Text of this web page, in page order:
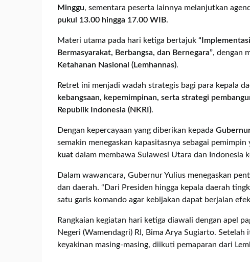
Minggu, sementara peserta lainnya melanjutkan
pukul 13.00 hingga 17.00 WIB.
Materi utama pada hari ketiga bertajuk
Bermasyarakat, Berbangsa, dan Bernegara”, dengan
Ketahanan Nasional (Lemhannas).
Retret ini menjadi wadah strategis bagi para kepala
kebangsaan, kepemimpinan, serta strategi
Republik Indonesia (NKRI).
Dengan kepercayaan yang diberikan kepada
semakin menegaskan kapasitasnya sebagai pemimpin
kuat dalam membawa Sulawesi Utara dan Indonesia
Dalam wawancara, Gubernur Yulius menegaskan
dan daerah. “Dari Presiden hingga kepala daerah
satu garis komando agar kebijakan dapat berjalan
Rangkaian kegiatan hari ketiga diawali dengan apel
Negeri (Wamendagri) RI, Bima Arya Sugiarto.
keyakinan masing-masing, diikuti pemaparan dari